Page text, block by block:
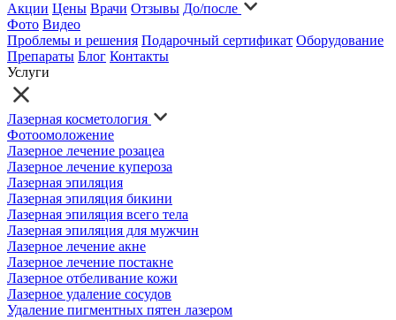
Акции Цены Врачи Отзывы До/после
Фото Видео
Проблемы и решения Подарочный сертификат Оборудование
Препараты Блог Контакты
Услуги
Лазерная косметология
Фотоомоложение
Лазерное лечение розацеа
Лазерное лечение купероза
Лазерная эпиляция
Лазерная эпиляция бикини
Лазерная эпиляция всего тела
Лазерная эпиляция для мужчин
Лазерное лечение акне
Лазерное лечение постакне
Лазерное отбеливание кожи
Лазерное удаление сосудов
Удаление пигментных пятен лазером